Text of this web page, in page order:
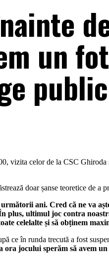
un
vizita celor de la CSC
doar șanse teoretice de a
ani. Cred că ne va
plus, ultimul joc contra
celelalte și să obținem
ce în runda trecută a fost
jocului sperăm să avem